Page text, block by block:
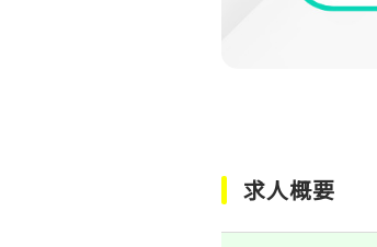
求人概要